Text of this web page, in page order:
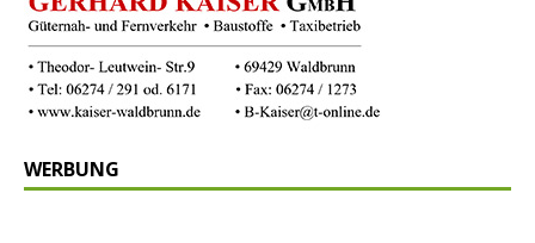
WERBUNG